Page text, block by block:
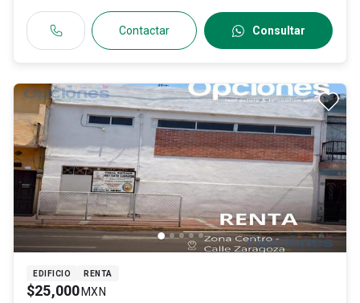
Contactar Consultar
EDIFICIO RENTA
$25,000 MXN